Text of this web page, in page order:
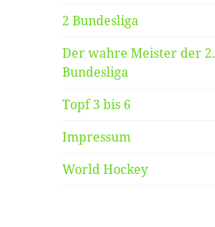
2 Bundesliga
Der wahre Meister der 2.
Bundesliga
Topf 3 bis 6
Impressum
World Hockey